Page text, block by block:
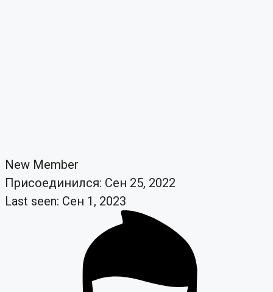
New Member
Присоединился: Сен 25, 2022
Last seen: Сен 1, 2023